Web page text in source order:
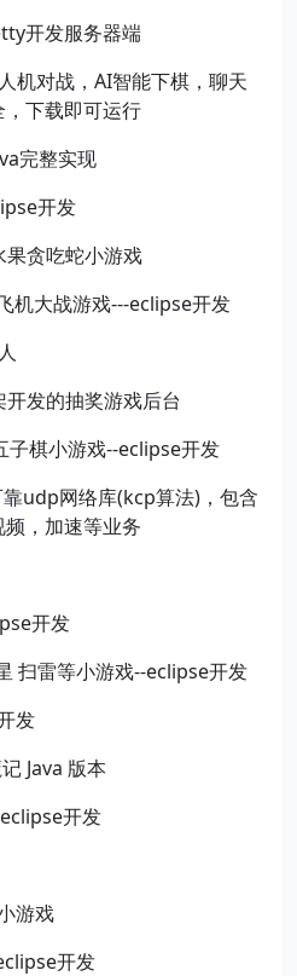
开发服务器端
机对战，AI智能下棋，聊天
下载即可运行
完整实现
开发
果贪吃蛇小游戏
机大战游戏---eclipse开发
发的抽奖游戏后台
子棋小游戏--eclipse开发
udp网络库(kcp算法)，包含
，加速等业务
开发
扫雷等小游戏--eclipse开发
发
Java 版本
开发
游戏
开发